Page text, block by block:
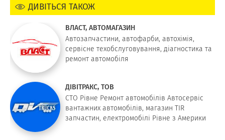
ДИВІТЬСЯ ТАКОЖ
ВЛАСТ, АВТОМАГАЗИН
Автозапчастини, автофарби, автохімія,
сервісне техобслуговування, діагностика та
ремонт автомобіля
ДІВІТРАКС, ТОВ
СТО Рівне Ремонт автомобілів Автосервіс
вантажних автомобілів, магазин TIR
запчастин, електромобілі Рівне з Америки